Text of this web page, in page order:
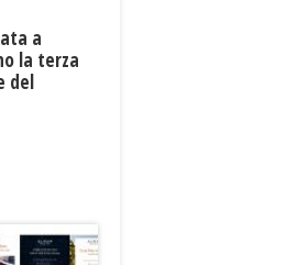
a
la terza
del